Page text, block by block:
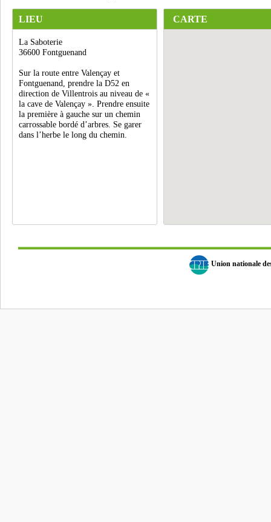
LIEU
La Saboterie
36600 Fontguenand
Sur la route entre Valençay et
Fontguenand, prendre la D52 en
direction de Villentrois au niveau de «
la cave de Valençay ». Prendre ensuite
la première à gauche sur un chemin
carrossable bordé d’arbres. Se garer
dans l’herbe le long du chemin.
CARTE
Union nationale